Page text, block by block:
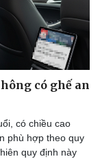
có ghế an
có chiều cao
phù hợp theo quy
quy định này